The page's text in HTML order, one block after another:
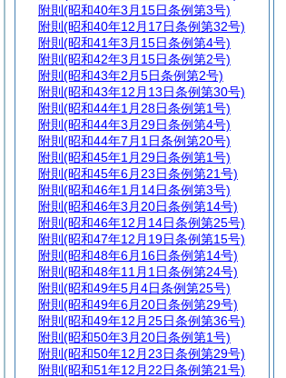
附則 (昭和40年3月15日条例第3号)
附則 (昭和40年12月17日条例第32号)
附則 (昭和41年3月15日条例第4号)
附則 (昭和42年3月15日条例第2号)
附則 (昭和43年2月5日条例第2号)
附則 (昭和43年12月13日条例第30号)
附則 (昭和44年1月28日条例第1号)
附則 (昭和44年3月29日条例第4号)
附則 (昭和44年7月1日条例第20号)
附則 (昭和45年1月29日条例第1号)
附則 (昭和45年6月23日条例第21号)
附則 (昭和46年1月14日条例第3号)
附則 (昭和46年3月20日条例第14号)
附則 (昭和46年12月14日条例第25号)
附則 (昭和47年12月19日条例第15号)
附則 (昭和48年6月16日条例第14号)
附則 (昭和48年11月1日条例第24号)
附則 (昭和49年5月4日条例第25号)
附則 (昭和49年6月20日条例第29号)
附則 (昭和49年12月25日条例第36号)
附則 (昭和50年3月20日条例第1号)
附則 (昭和50年12月23日条例第29号)
附則 (昭和51年12月22日条例第21号)